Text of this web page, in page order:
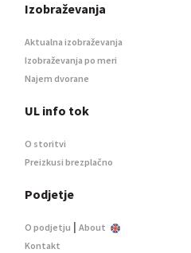
Izobraževanja
Aktualna izobraževanja
Izobraževanja po meri
Najem dvorane
UL info tok
O storitvi
Preizkusi brezplačno
Podjetje
O podjetju | About
Kontakt